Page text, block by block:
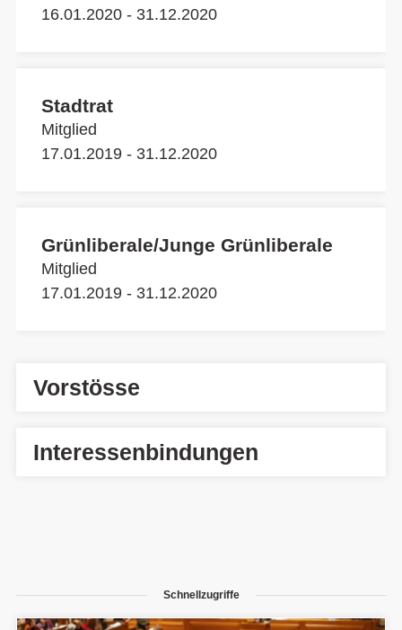
16.01.2020 - 31.12.2020
Stadtrat
Mitglied
17.01.2019 - 31.12.2020
Grünliberale/Junge Grünliberale
Mitglied
17.01.2019 - 31.12.2020
Vorstösse
Interessenbindungen
Schnellzugriffe